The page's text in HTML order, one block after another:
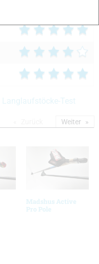
Langlaufstöcke-Test
Madshus Active
Pro Pole
Weiter